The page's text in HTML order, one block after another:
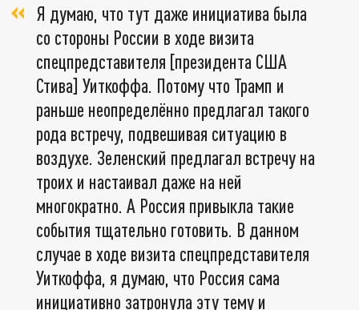
Я думаю, что тут даже инициатива была
со стороны России в ходе визита
спецпредставителя [президента США
Стива] Уиткоффа. Потому что Трамп и
раньше неопределённо предлагал такого
рода встречу, подвешивая ситуацию в
воздухе. Зеленский предлагал встречу на
троих и настаивал даже на ней
многократно. А Россия привыкла такие
события тщательно готовить. В данном
случае в ходе визита спецпредставителя
Уиткоффа, я думаю, что Россия сама
инициативно затронула эту тему и